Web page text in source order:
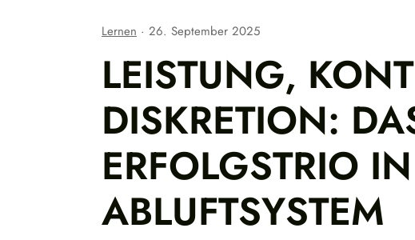
Lernen 26. September 2025
LEISTUNG,
DISKRETION:
ERFOLGSTRIO
ABLUFTSYSTEM